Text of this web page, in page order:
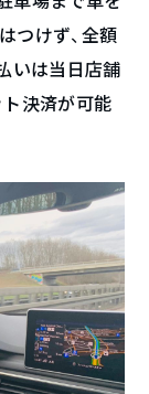
つけず、全額
いは当日店舗
ト決済が可能